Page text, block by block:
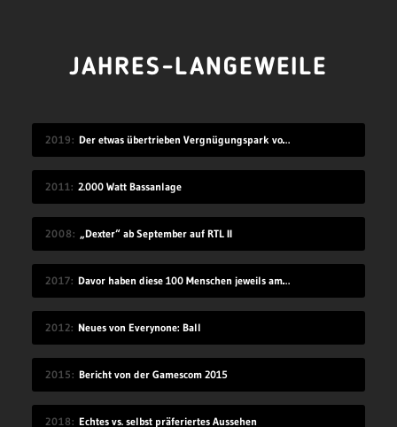
JAHRES-LANGEWEILE
2019 Der etwas übertrieben Vergnügungspark von Black Sheep Films
2011 2.000 Watt Bassanlage
2008 „Dexter“ ab September auf RTL II
2017 Davor haben diese 100 Menschen jeweils am meisten Angst
2012 Neues von Everynone: Ball
2015 Bericht von der Gamescom 2015
2018 Echtes vs. selbst präferiertes Aussehen